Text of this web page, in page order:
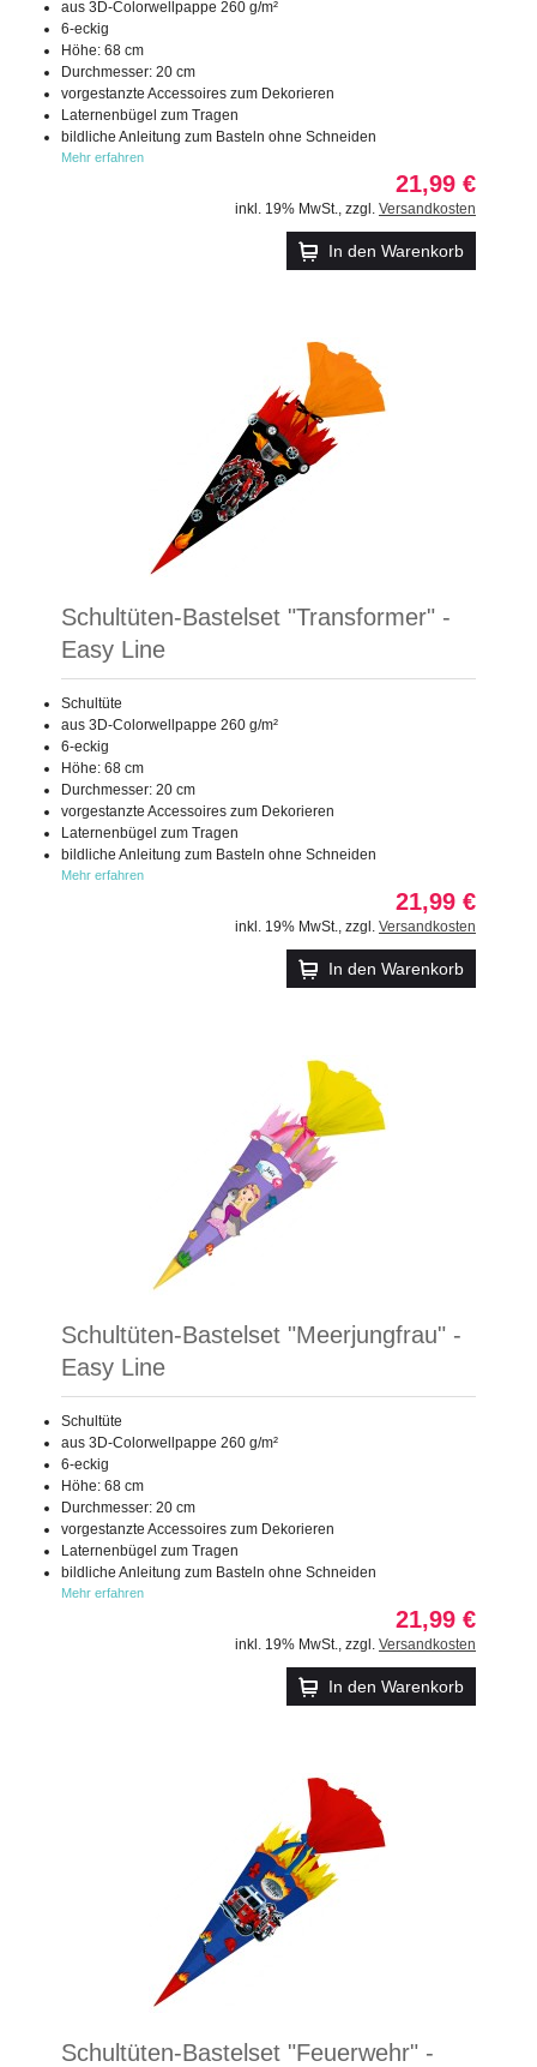
aus 3D-Colorwellpappe 260 g/m²
6-eckig
Höhe: 68 cm
Durchmesser: 20 cm
vorgestanzte Accessoires zum Dekorieren
Laternenbügel zum Tragen
bildliche Anleitung zum Basteln ohne Schneiden
Mehr erfahren
21,99 €
inkl. 19% MwSt. zzgl. Versandkosten
In den Warenkorb
Schultüten-Bastelset "Transformer" -
Easy Line
Schultüte
aus 3D-Colorwellpappe 260 g/m²
6-eckig
Höhe: 68 cm
Durchmesser: 20 cm
vorgestanzte Accessoires zum Dekorieren
Laternenbügel zum Tragen
bildliche Anleitung zum Basteln ohne Schneiden
Mehr erfahren
21,99 €
inkl. 19% MwSt. zzgl. Versandkosten
In den Warenkorb
Schultüten-Bastelset "Meerjungfrau" -
Easy Line
Schultüte
aus 3D-Colorwellpappe 260 g/m²
6-eckig
Höhe: 68 cm
Durchmesser: 20 cm
vorgestanzte Accessoires zum Dekorieren
Laternenbügel zum Tragen
bildliche Anleitung zum Basteln ohne Schneiden
Mehr erfahren
21,99 €
inkl. 19% MwSt. zzgl. Versandkosten
In den Warenkorb
Schultüten-Bastelset "Feuerwehr" -